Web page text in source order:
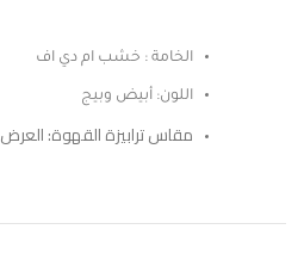
الخامة : خشب ام دي اف
اللون: أبيض وبيج
مقاس ترابيزة القهوة: العرض 80 سم- العمق 50سم – الإرتفاع 40سم